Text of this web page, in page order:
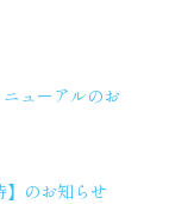
ューアルのお
】のお知らせ